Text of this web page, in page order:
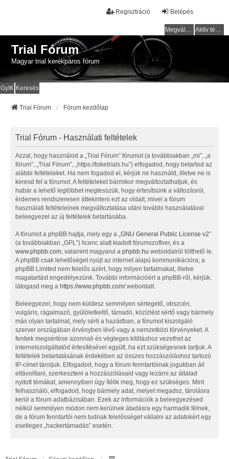
Belépés
Regisztráció
Megválaszolatlan témák Aktív témák
Trial Fórum
Magyar trial kerékpáros fórum
GyIK Keresés
Trial Fórum Fórum kezdőlap
Trial Fórum - Használati feltételek
Azzal, hogy használod a „Trial Fórum” fórumot (a továbbiakban „mi”, „a
fórum”, „Trial Fórum”, „https://biketrials.hu”) elfogadod, hogy betartod az
alábbi feltételeket. Ha nem fogadod el, kérjük ne használd, illetve ne is
keresd fel a fórumot. A feltételeket bármikor megváltoztathatjuk, és
habár a lehető legtöbbet megtesszük, hogy értesítsünk a változásról,
érdemes rendszeresen áttekinteni ezt az oldalt, mivel a fórum
használati feltételeinek megváltoztatása utáni további használatával
beleegyezel az új feltételek betartásába.
A fórumot a phpBB hajtja, mely egy a „ GNU General Public License v2”
(a továbbiakban „GPL”) licenc alatt kiadott fórumszoftver, és a
www.phpbb.com , valamint magyarul a phpbb.hu weboldalról tölthető le.
A phpBB csak lehetőséget nyújt az internet alapú kommunikációra; a
phpBB Limited nem felelős azért, hogy milyen tartalmakat, illetve
magatartást engedélyezünk. További információért a phpBB-ről, kérjük,
látogasd meg a https://www.phpbb.com/weboldalt.
Beleegyezel, hogy nem küldesz semmilyen sértegető, obszcén,
vulgáris, rágalmazó, gyűlöletkeltő, támadó, közízlést sértő vagy bármely
más olyan tartalmat, mely sérti a hazádban, a fórumot kiszolgáló
szerver országában érvényben lévő vagy a nemzetközi törvényeket. A
fentiek megsértése azonnali és végleges kitiltáshoz vezethet az
internetszolgáltatód értesítésével együtt, ha ezt szükségesnek tartjuk. A
feltételek betartatásának érdekében az összes hozzászóláshoz tartozó
IP-címet tároljuk. Elfogadod, hogy a fórum fenntartóinak jogukban áll
eltávolítani, szerkeszteni a hozzászólásaid vagy lezárni az általad
nyitott témákat, amennyiben úgy ítélik meg, hogy ez szükséges. Mint
felhasználó, elfogadod, hogy bármely adat, melyet megadsz, tárolásra
kerül a fórum adatbázisában. Ezek az információk a beleegyezésed
nélkül semmilyen módon nem kerülnek átadásra egy harmadik félnek,
de a fórum fenntartói nem tudnak felelősséget vállalni az adatokért egy
esetleges „hackertámadás” esetén.